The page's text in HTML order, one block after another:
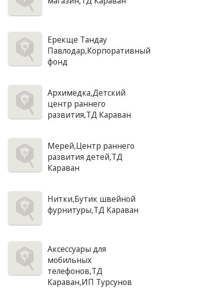
Ерекще Тандау
Павлодар,Корпоративный
фонд
Архимедка,Детский
центр раннего
развития,ТД Караван
Мерей,Центр раннего
развития детей,ТД
Караван
Нитки,Бутик швейной
фурнитуры,ТД Караван
Аксессуары для
мобильных
телефонов,ТД
Караван,ИП Турсунов